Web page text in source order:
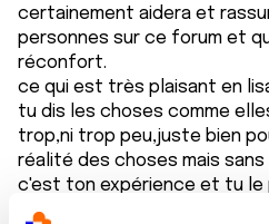
certainement aidera et
personnes sur ce forum et
réconfort.
ce qui est très plaisant en
tu dis les choses comme
trop,ni trop peu,juste bien
réalité des choses mais sans
c'est ton expérience et tu le
cas peut être différent et tu